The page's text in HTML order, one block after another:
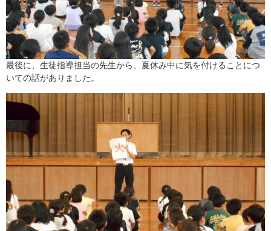
最後に、生徒指導担当の先生から、夏休み中に気を付けることにつ
いての話がありました。